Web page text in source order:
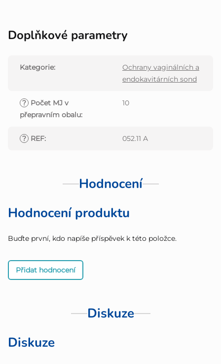
Doplňkové parametry
Kategorie:
Ochrany vaginálních a
endokavitárních sond
? Počet MJ v
přepravním obalu:
10
? REF: 052.11 A
Hodnocení
Hodnocení produktu
Buďte první, kdo napíše příspěvek k této položce.
Přidat hodnocení
Diskuze
Diskuze